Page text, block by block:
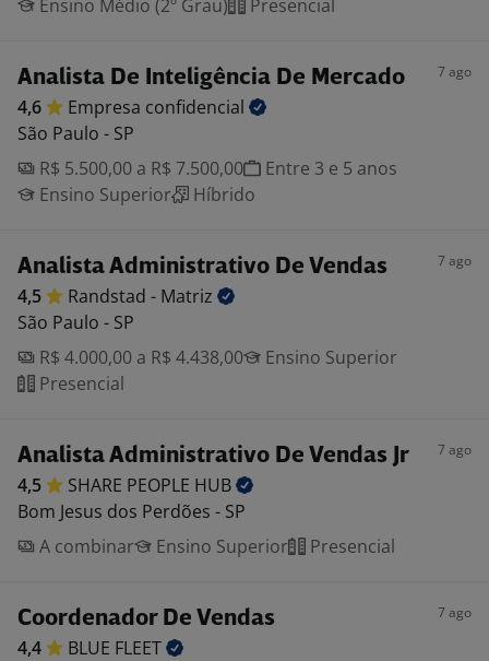
Ensino Médio (2º Grau)
Presencial
Analista De Inteligência De Mercado 7 ago
4,6 Empresa confidencial
São Paulo - SP
R$ 5.500,00 a R$ 7.500,00
Entre 3 e 5 anos
Ensino Superior
Híbrido
Analista Administrativo De Vendas 7 ago
4,5 Randstad - Matriz
São Paulo - SP
R$ 4.000,00 a R$ 4.438,00
Ensino Superior
Presencial
Analista Administrativo De Vendas Jr 7 ago
4,5 SHARE PEOPLE HUB
Bom Jesus dos Perdões - SP
A combinar
Ensino Superior Presencial
Coordenador De Vendas 7 ago
4,4 BLUE FLEET